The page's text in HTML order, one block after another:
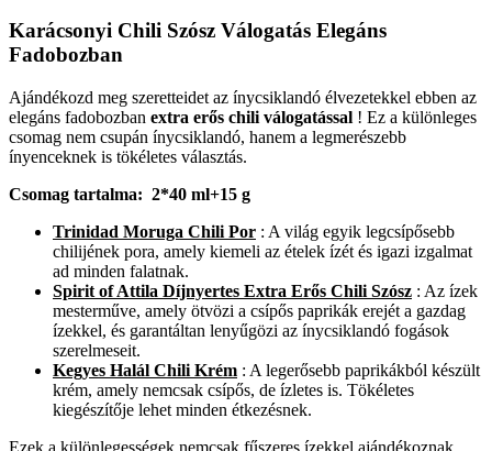
Karácsonyi Chili Szósz Válogatás Elegáns
Fadobozban
Ajándékozd meg szeretteidet az ínycsiklandó élvezetekkel ebben az
elegáns fadobozban extra erős chili válogatással ! Ez a különleges
csomag nem csupán ínycsiklandó, hanem a legmerészebb
ínyenceknek is tökéletes választás.
Csomag tartalma: 2*40 ml+15 g
Trinidad Moruga Chili Por : A világ egyik legcsípősebb
chilijének pora, amely kiemeli az ételek ízét és igazi izgalmat
ad minden falatnak.
Spirit of Attila Díjnyertes Extra Erős Chili Szósz : Az ízek
mesterműve, amely ötvözi a csípős paprikák erejét a gazdag
ízekkel, és garantáltan lenyűgözi az ínycsiklandó fogások
szerelmeseit.
Kegyes Halál Chili Krém : A legerősebb paprikákból készült
krém, amely nemcsak csípős, de ízletes is. Tökéletes
kiegészítője lehet minden étkezésnek.
Ezek a különlegességek nemcsak fűszeres ízekkel ajándékoznak